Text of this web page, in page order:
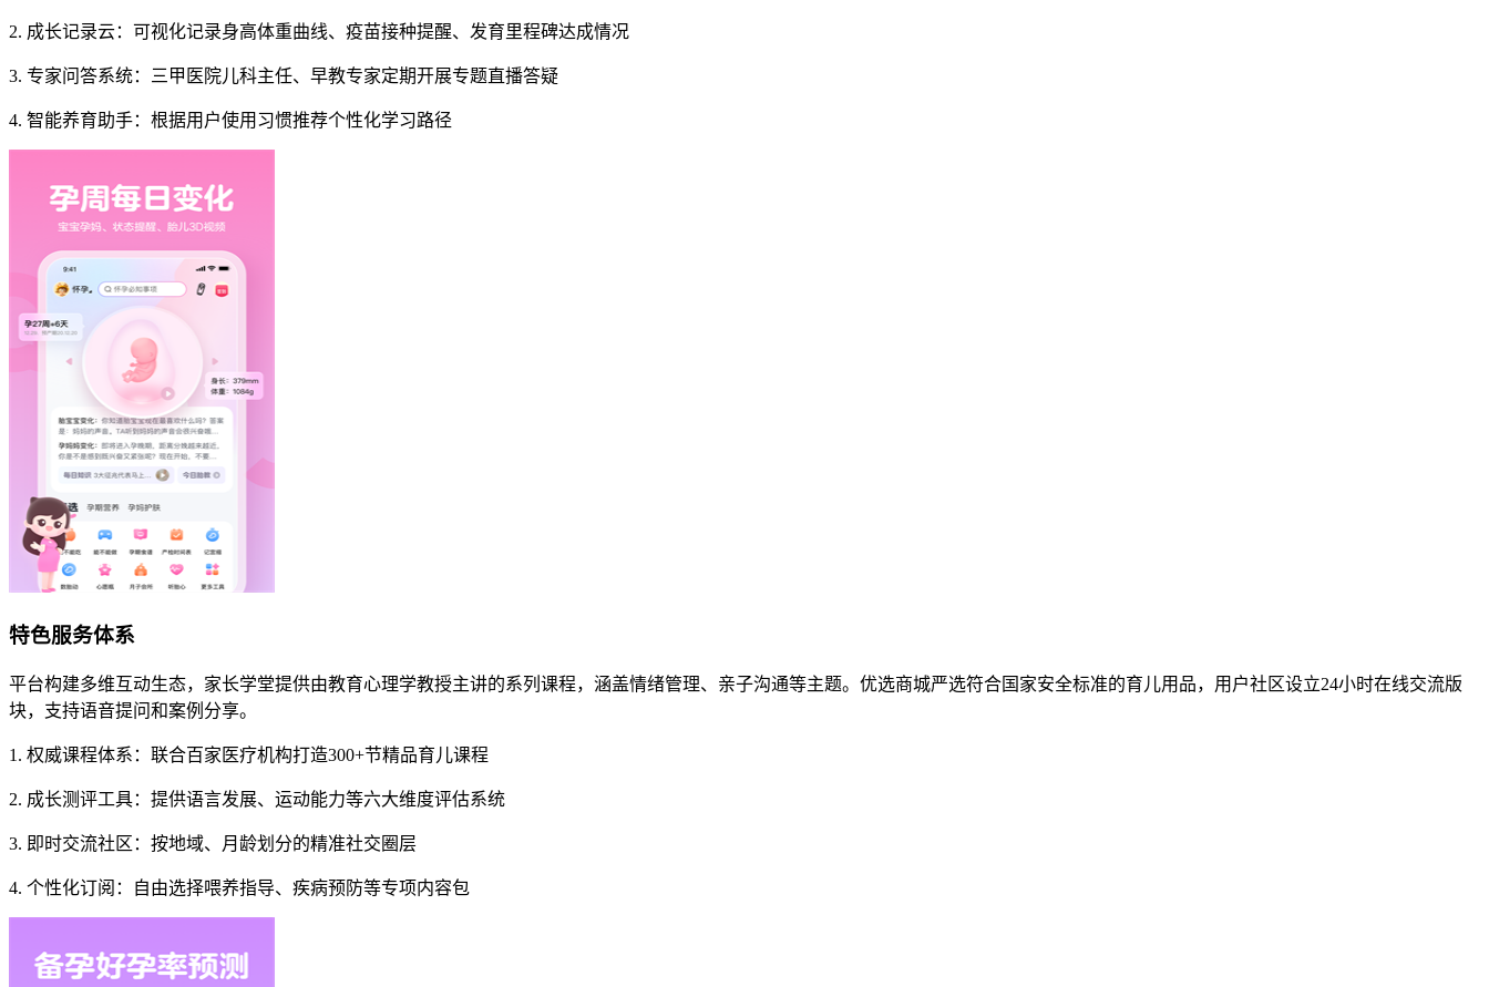
2. 成长记录云：可视化记录身高体重曲线、疫苗接种提醒、发育里程碑达成情况
3. 专家问答系统：三甲医院儿科主任、早教专家定期开展专题直播答疑
4. 智能养育助手：根据用户使用习惯推荐个性化学习路径
特色服务体系
平台构建多维互动生态，家长学堂提供由教育心理学教授主讲的系列课程，涵盖情绪管理、亲子沟通等主题。优选商城严选符合国家安全标准的育儿用品，用户社区设立24小时在线交流版
块，支持语音提问和案例分享。
1. 权威课程体系：联合百家医疗机构打造300+节精品育儿课程
2. 成长测评工具：提供语言发展、运动能力等六大维度评估系统
3. 即时交流社区：按地域、月龄划分的精准社交圈层
4. 个性化订阅：自由选择喂养指导、疾病预防等专项内容包